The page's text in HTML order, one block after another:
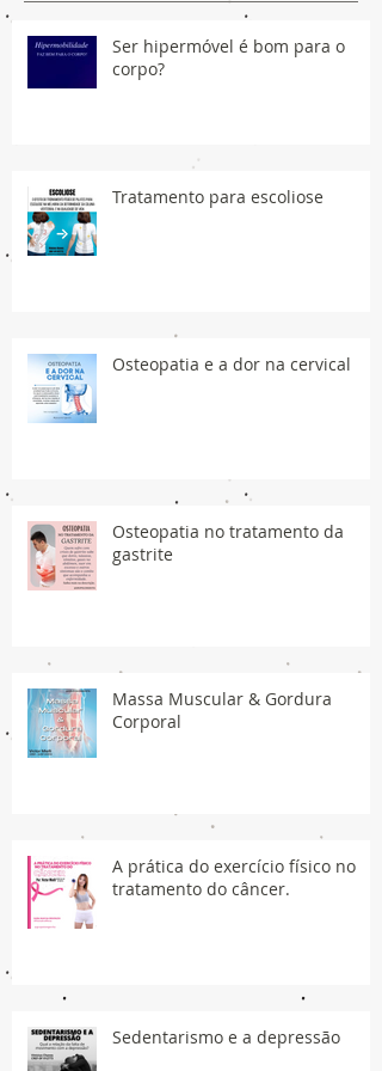
Ser hipermóvel é bom para o
corpo?
Tratamento para escoliose
Osteopatia e a dor na cervical
Osteopatia no tratamento da
gastrite
Massa Muscular & Gordura
Corporal
A prática do exercício físico no
tratamento do câncer.
Sedentarismo e a depressão